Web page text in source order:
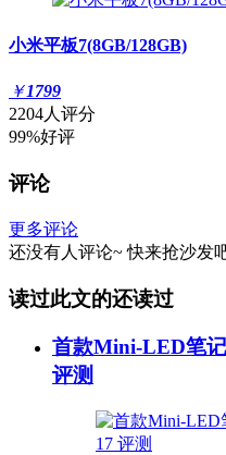
小米平板7(8GB/128GB)
￥1799
2204人评分
99%好评
评论
更多评论
还没有人评论~ 快来抢沙发
读过此文的还读过
首款Mini-LED笔
评测